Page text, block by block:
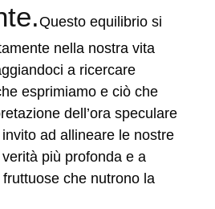
Questo equilibrio si
nella nostra vita
a ricercare
esprimiamo e ciò che
dell’ora speculare
ad allineare le nostre
più profonda e a
che nutrono la